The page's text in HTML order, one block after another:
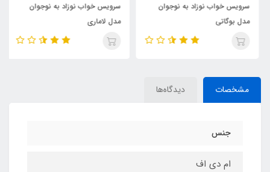
سرویس خواب نوزاد به نوجوان
مدل بوگاتی
سرویس خواب نوزاد به نوجوان
مدل لاماری
مشخصات دیدگاه‌ها
جنس
ام دی اف